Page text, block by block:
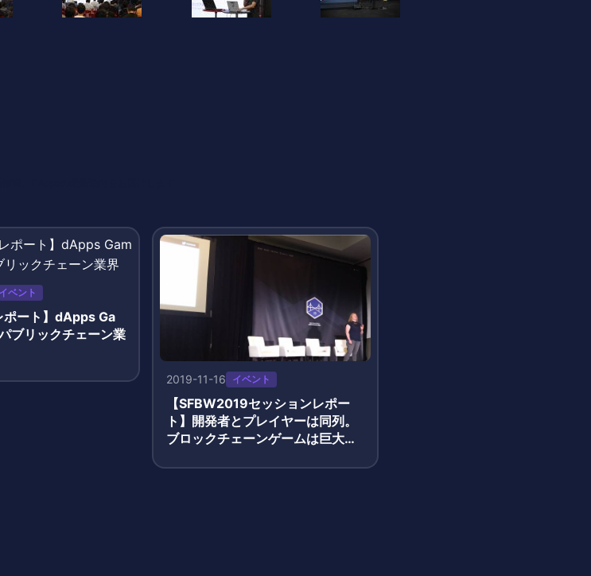
イベント
ポート】dApps Ga
ブリックチェーン業
2019-11-16 イベント
【SFBW2019セッションレポー
ト】開発者とプレイヤーは同列。
ブロックチェーンゲームは巨大な
す